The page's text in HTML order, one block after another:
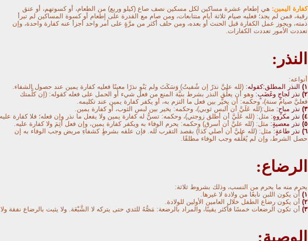
كفارة اليمين: هي إطعام عشرة مساكين لكل مسكين نصف صاع (كيلو وربع) من الطعام، أو كسوتهم، أو عتق
رقبة، فمن لم يجد؛ فعليه صيام ثلاثة أيام متتابعات، ومن صام مع القدرة على إطعام أو كسوة المساكين لم تبرأ
ذمته، ويجوز عمل الكفارة قبل الحنث أو بعده، ومن حلف أكثر من مرَّةٍ على أمر واحد أجزأ عنه كفارة واحدة، وإن
تعددت الأمور تعددت الكفارات.
النذر:
أنواعه:
١) النذر المطلق:كقوله: (لله عليَّ نذرٌ إن شُفيتُ) وَسَكَتَ ولم يَنْوِ نذرًا معينًا فعليه كفارة يمين عند حصول الشفاء.
٢) نذر لجاجٍ وغَضَبٍ: وهو أن يعلِّق النذر بشرط بنيَّة المنع من فعل شيء أو الحمل على فعله كقوله: (إن كلَّمتك
فعليَّ صيام سنة)، وحكمه: أن يخيَّر بين فعل ما التزم به، أو يكفر كفارة يمين عند تكليمه.
٣) نذر مباحٍ: مثل:(لله عَلَيَّ أن ألبس ثوبي)، وحكمه: يخير بين لبس الثوب، أو كفارة يمين.
٤)
نذر مكروهٍ: مثل: (لله عَلَيَّ أن أطلق زوجتي)، وحكمه: تسنُّ له كفارة يمين ولا يفعل ما نذر وإن فعله؛ فلا كفارة
٥) نذر معصيةٍ: مثل: (لله عليَّ أن أسرق) وحكمه: يحرم الوفاء به ويكفر كفارة يمين، وإن فعل أثِمَ ولا كفارة عليه.
٦) نذر طاعةٍ: مثل: (لله عليَّ أن أصلي كذا) بقصد التقرب لله. فإن علقه بشرطٍ كشفاءِ مريض وجب الوفاء به إن
حصل الشرط، وإن لم يُعَلِّقه وجب الوفاء مطلقًا.
الرضاع:
يحرم منه ما يحرم من النسب، وذلك بشروط ثلاثة:
١)
أن يكون اللبن نابعًا من ولادة لا غيرها.
٢)
أن يكون رضاع الطفل خلال العامين الأولين للولادة.
٣)
أن تكون الرضعات خمسًا فأكثر يقينًا، والمراد بالرضعة: مَصُّهُ للثدي حتى يتركه لا الشَّبْعَة. ولا يثبت بالرضاع نفقة
الوصية: